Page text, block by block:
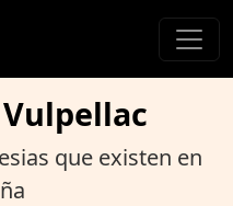
que existen en